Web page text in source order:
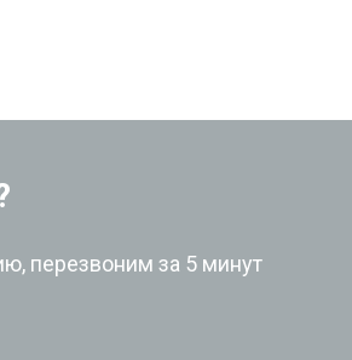
перезвоним за 5 минут